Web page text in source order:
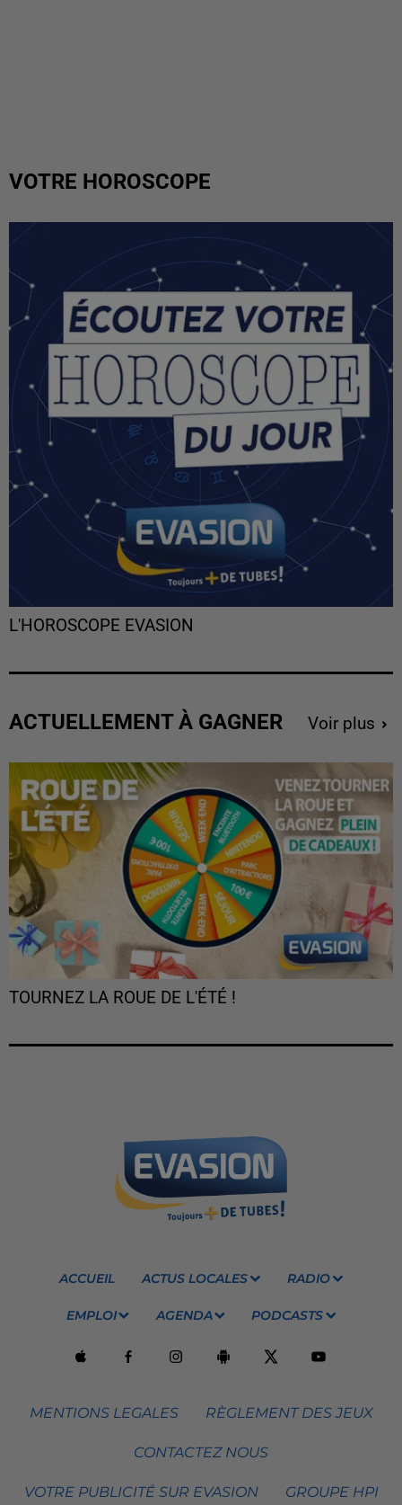
VOTRE HOROSCOPE
L'HOROSCOPE EVASION
ACTUELLEMENT À GAGNER Voir plus
TOURNEZ LA ROUE DE L'ÉTÉ !
ACCUEIL ACTUS LOCALES RADIO
EMPLOI AGENDA PODCASTS
MENTIONS LEGALES RÈGLEMENT DES JEUX
CONTACTEZ NOUS
VOTRE PUBLICITÉ SUR EVASION GROUPE HPI